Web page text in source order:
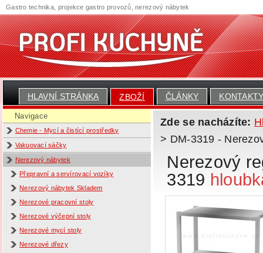
HLAVNÍ STRÁNKA ZBOŽÍ ČLÁNKY
Navigace
Chemie - Mycí a čistící prostředky
Vakuovací sáčky
Nerezový nábytek
Přepravní a servírovací vozíky
Nerezový nábytek Skladem
Nerezové pracovní stoly
Nerezové výčepní stoly
Nerezové mycí stoly
Nerezové dřezy
Zde se nacházíte:
> DM-3319 -
Nerezový
3319
Gastro technika, projekce gastro provozů, nerezový nábytek